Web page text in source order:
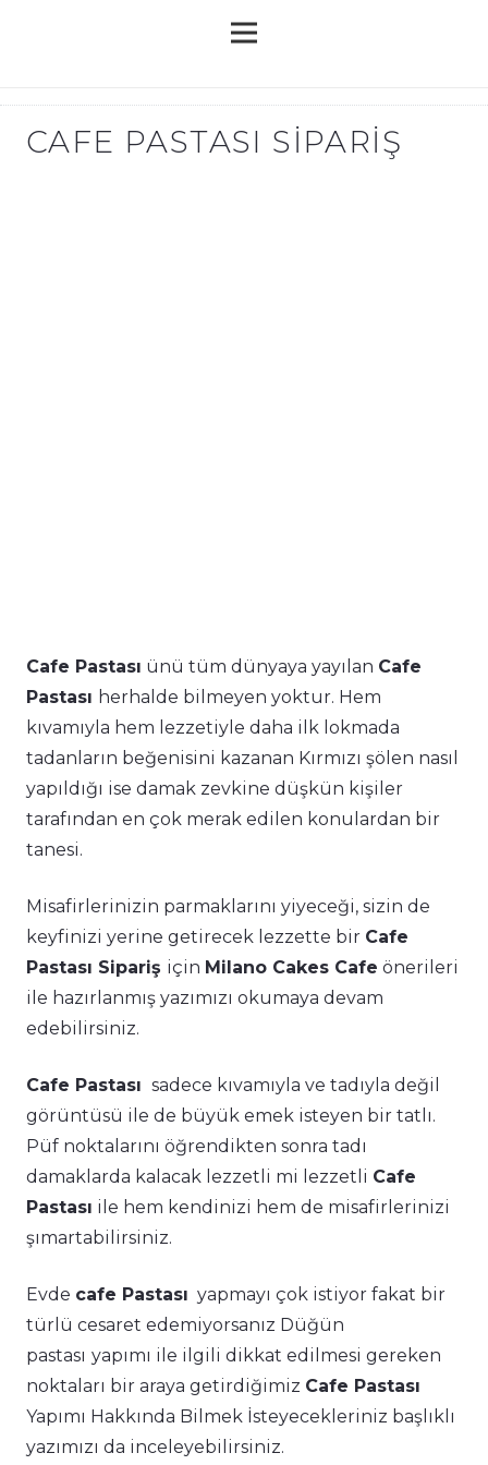
CAFE PASTASI SIPARIŞ
Cafe Pastası ünü tüm dünyaya yayılan Cafe
Pastası herhalde bilmeyen yoktur. Hem
kıvamıyla hem lezzetiyle daha ilk lokmada
tadanların beğenisini kazanan Kırmızı şölen nasıl
yapıldığı ise damak zevkine düşkün kişiler
tarafından en çok merak edilen konulardan bir
tanesi.
Misafirlerinizin parmaklarını yiyeceği, sizin de
keyfinizi yerine getirecek lezzette bir Cafe
Pastası Sipariş için Milano Cakes Cafe önerileri
ile hazırlanmış yazımızı okumaya devam
edebilirsiniz.
Cafe Pastası sadece kıvamıyla ve tadıyla değil
görüntüsü ile de büyük emek isteyen bir tatlı.
Püf noktalarını öğrendikten sonra tadı
damaklarda kalacak lezzetli mi lezzetli Cafe
Pastası ile hem kendinizi hem de misafirlerinizi
şımartabilirsiniz.
Evde cafe Pastası yapmayı çok istiyor fakat bir
türlü cesaret edemiyorsanız Düğün
pastası yapımı ile ilgili dikkat edilmesi gereken
noktaları bir araya getirdiğimiz Cafe Pastası
Yapımı Hakkında Bilmek İsteyecekleriniz başlıklı
yazımızı da inceleyebilirsiniz.